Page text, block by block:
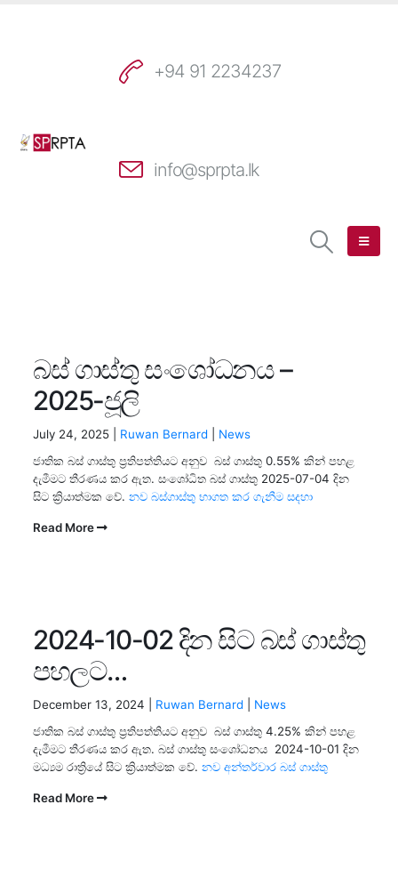
+94 91 2234237
info@sprpta.lk
බස් ගාස්තු සංශෝධනය –
2025-ජූලි
July 24, 2025 | Ruwan Bernard
News
ජාතික බස් ගාස්තු ප්‍රතිපත්තියට අනුව බස් ගාස්තු 0.55% කින් පහළ
දැමීමට තීරණය කර ඇත. සංශෝධිත බස් ගාස්තු 2025-07-04 දින
සිට ක්‍රියාත්මක වේ. නව බස්ගාස්තු භාගත කර ගැනීම සදහා
Read More
2024-10-02 දින සිට බස් ගාස්තු
පහලට…
December 13, 2024 | Ruwan Bernard
News
ජාතික බස් ගාස්තු ප්‍රතිපත්තියට අනුව බස් ගාස්තු 4.25% කින් පහළ
දැමීමට තීරණය කර ඇත. බස් ගාස්තු සංශෝධනය 2024-10-01 දින
මධ්‍යම රාත්‍රියේ සිට ක්‍රියාත්මක වේ. නව අන්තර්වාර බස් ගාස්තු
Read More